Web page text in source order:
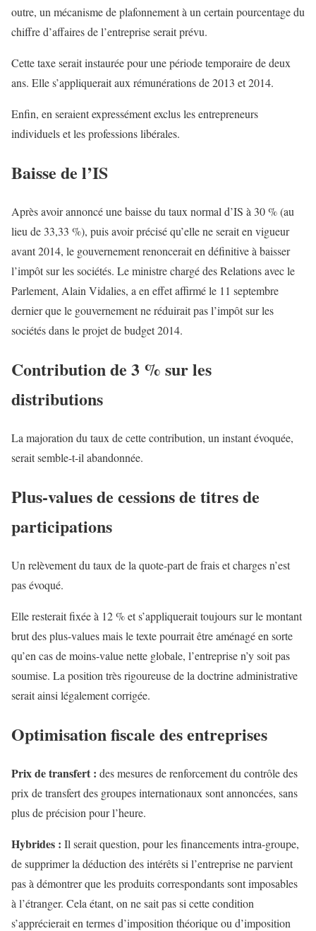
outre, un mécanisme de plafonnement à un certain pourcentage du
chiffre d’affaires de l’entreprise serait prévu.
Cette taxe serait instaurée pour une période temporaire de deux
ans. Elle s’appliquerait aux rémunérations de 2013 et 2014.
Enfin, en seraient expressément exclus les entrepreneurs
individuels et les professions libérales.
Baisse de l’IS
Après avoir annoncé une baisse du taux normal d’IS à 30 % (au
lieu de 33,33 %), puis avoir précisé qu’elle ne serait en vigueur
avant 2014, le gouvernement renoncerait en définitive à baisser
l’impôt sur les sociétés. Le ministre chargé des Relations avec le
Parlement, Alain Vidalies, a en effet affirmé le 11 septembre
dernier que le gouvernement ne réduirait pas l’impôt sur les
sociétés dans le projet de budget 2014.
Contribution de 3 % sur les
distributions
La majoration du taux de cette contribution, un instant évoquée,
serait semble-t-il abandonnée.
Plus-values de cessions de titres de
participations
Un relèvement du taux de la quote-part de frais et charges n’est
pas évoqué.
Elle resterait fixée à 12 % et s’appliquerait toujours sur le montant
brut des plus-values mais le texte pourrait être aménagé en sorte
qu’en cas de moins-value nette globale, l’entreprise n’y soit pas
soumise. La position très rigoureuse de la doctrine administrative
serait ainsi légalement corrigée.
Optimisation fiscale des entreprises
Prix de transfert : des mesures de renforcement du contrôle des
prix de transfert des groupes internationaux sont annoncées, sans
plus de précision pour l’heure.
Hybrides : Il serait question, pour les financements intra-groupe,
de supprimer la déduction des intérêts si l’entreprise ne parvient
pas à démontrer que les produits correspondants sont imposables
à l’étranger. Cela étant, on ne sait pas si cette condition
s’apprécierait en termes d’imposition théorique ou d’imposition